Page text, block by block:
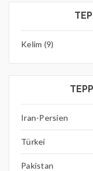
Kelim (9)
Iran-Persien
Türkei
Pakistan